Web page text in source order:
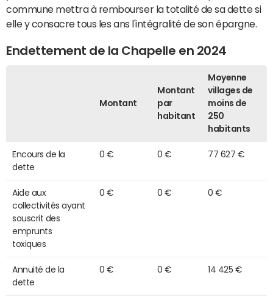
commune mettra à rembourser la totalité de sa dette si
elle y consacre tous les ans l'intégralité de son épargne.
Endettement de la Chapelle en 2024
Montant
Montant
par
habitant
Moyenne
villages de
moins de
250
habitants
Encours de la
dette
0 € 0 € 77 627 €
Aide aux
collectivités ayant
souscrit des
emprunts
toxiques
0 € 0 € 0 €
Annuité de la
dette
0 € 0 € 14 425 €